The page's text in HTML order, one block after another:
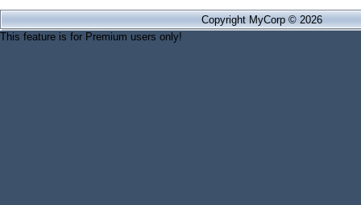
Copyright MyCorp © 2026
This feature is for Premium users only!